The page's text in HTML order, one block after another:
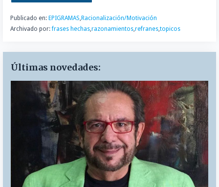
Publicado en: EPIGRAMAS,Racionalización/Motivación
Archivado por:frases hechas,razonamientos,refranes,topicos
Últimas novedades: